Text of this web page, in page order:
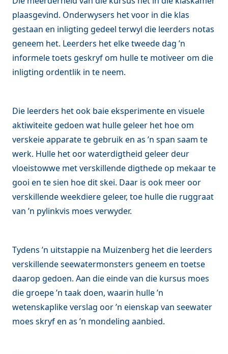
plaasgevind. Onderwysers het voor in die klas
gestaan en inligting gedeel terwyl die leerders notas
geneem het. Leerders het elke tweede dag ’n
informele toets geskryf om hulle te motiveer om die
inligting ordentlik in te neem.
Die leerders het ook baie eksperimente en visuele
aktiwiteite gedoen wat hulle geleer het hoe om
verskeie apparate te gebruik en as ’n span saam te
werk. Hulle het oor waterdigtheid geleer deur
vloeistowwe met verskillende digthede op mekaar te
gooi en te sien hoe dit skei. Daar is ook meer oor
verskillende weekdiere geleer, toe hulle die ruggraat
van ’n pylinkvis moes verwyder.
Tydens ’n uitstappie na Muizenberg het die leerders
verskillende seewatermonsters geneem en toetse
daarop gedoen. Aan die einde van die kursus moes
die groepe ’n taak doen, waarin hulle ’n
wetenskaplike verslag oor ’n eienskap van seewater
moes skryf en as ’n mondeling aanbied.